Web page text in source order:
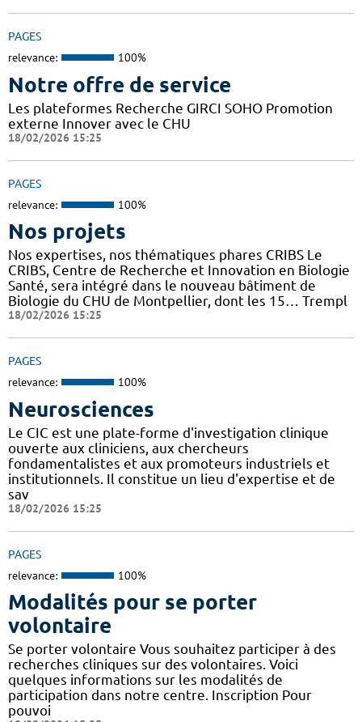
PAGES
relevance: 100%
Notre offre de service
Les plateformes Recherche GIRCI SOHO Promotion
externe Innover avec le CHU
18/02/2026 15:25
PAGES
relevance: 100%
Nos projets
Nos expertises, nos thématiques phares CRIBS Le
CRIBS, Centre de Recherche et Innovation en Biologie
Santé, sera intégré dans le nouveau bâtiment de
Biologie du CHU de Montpellier, dont les 15… Trempl
18/02/2026 15:25
PAGES
relevance: 100%
Neurosciences
Le CIC est une plate-forme d'investigation clinique
ouverte aux cliniciens, aux chercheurs
fondamentalistes et aux promoteurs industriels et
institutionnels. Il constitue un lieu d'expertise et de
sav
18/02/2026 15:25
PAGES
relevance: 100%
Modalités pour se porter
volontaire
Se porter volontaire Vous souhaitez participer à des
recherches cliniques sur des volontaires. Voici
quelques informations sur les modalités de
participation dans notre centre. Inscription Pour
pouvoi